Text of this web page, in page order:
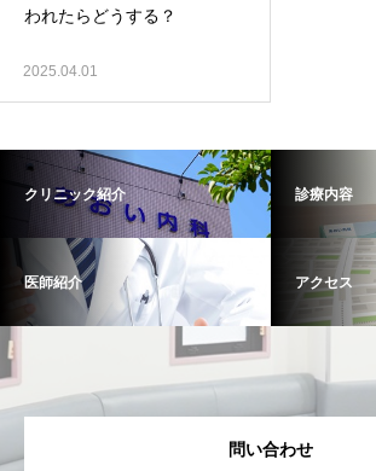
われたらどうする？
2025.04.01
クリニック紹介 診療内容
医師紹介 アクセス
問い合わせ